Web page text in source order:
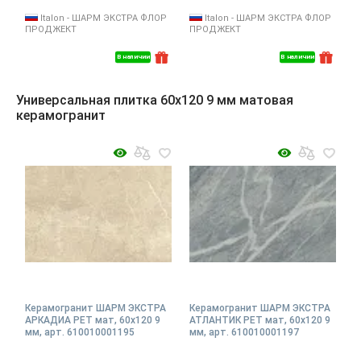
В наличии
Italon - ШАРМ ЭКСТРА ФЛОР
ПРОДЖЕКТ
В наличии
Italon - ШАРМ ЭКСТРА ФЛОР
ПРОДЖЕКТ
Универсальная плитка 60x120 9 мм матовая
керамогранит
Керамогранит ШАРМ ЭКСТРА
АРКАДИА РЕТ мат, 60x120 9
мм, арт. 610010001195
Керамогранит ШАРМ ЭКСТРА
АТЛАНТИК РЕТ мат, 60x120 9
мм, арт. 610010001197